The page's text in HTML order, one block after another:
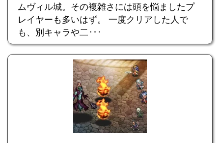
ムヴィル城。その複雑さには頭を悩ましたプ
レイヤーも多いはず。 一度クリアした人で
も、別キャラや二･･･